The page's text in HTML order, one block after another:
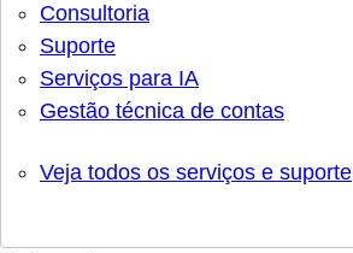
Consultoria
Suporte
Serviços para IA
Gestão técnica de contas
Veja todos os serviços e suporte